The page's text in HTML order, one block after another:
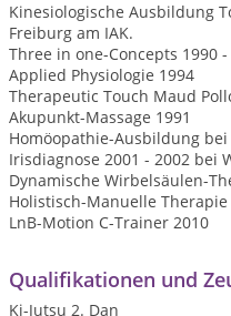
Kinesiologische Ausbildung
Freiburg am IAK.
Three in one-Concepts 1990 -
Applied Physiologie 1994
Therapeutic Touch Maud
Akupunkt-Massage 1991
Homöopathie-Ausbildung
Irisdiagnose 2001 - 2002 bei
Dynamische Wirbelsäulen-
Holistisch-Manuelle Therapie
LnB-Motion C-Trainer 2010
Qualifikationen und
Ki-Jutsu 2. Dan